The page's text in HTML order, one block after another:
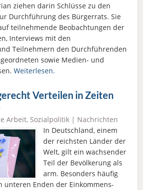
ziehen darin Schlüsse zu den
Durchführung des Bürgerrats. Sie
teilnehmende Beobachtungen der
Interviews mit den
Teilnehmern den Durchführenden
sowie Medien- und
Weiterlesen.
Verteilen in Zeiten
Arbeit, Sozialpolitik | Nachrichten
In Deutschland, einem
der reichsten Länder der
Welt, gilt ein wachsender
Teil der Bevölkerung als
arm. Besonders häufig
unteren Enden der Einkommens-